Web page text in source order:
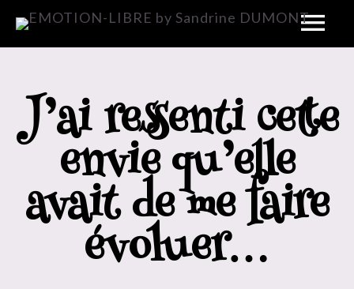
J’ai ressenti cette
envie qu’elle
avait de me faire
évoluer…